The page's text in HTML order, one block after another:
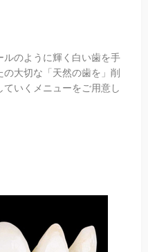
ルのように輝く白い歯を手
大切な「天然の歯を」削
いくメニューをご用意し